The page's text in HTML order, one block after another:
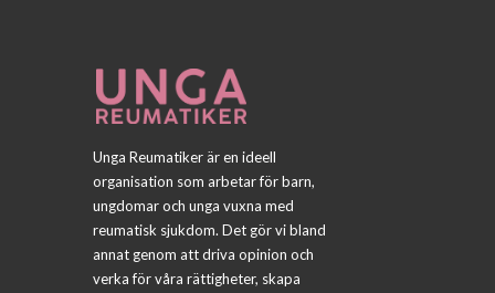
Unga Reumatiker är en ideell
organisation som arbetar för barn,
ungdomar och unga vuxna med
reumatisk sjukdom. Det gör vi bland
annat genom att driva opinion och
verka för våra rättigheter, skapa